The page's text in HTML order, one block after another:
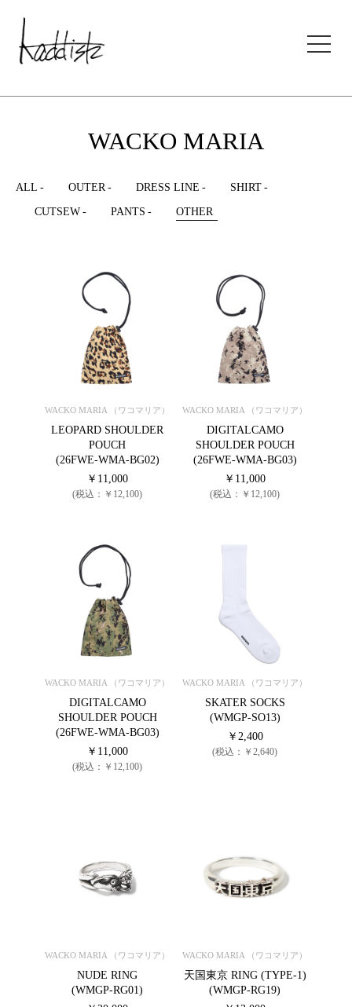
kaddish development store
WACKO MARIA
ALL OUTER DRESS LINE SHIRT
CUTSEW PANTS OTHER
WACKO MARIA （ワコマリア）
LEOPARD SHOULDER
POUCH
(26FWE-WMA-BG02)
￥11,000
(税込：￥12,100)
WACKO MARIA （ワコマリア）
DIGITALCAMO
SHOULDER POUCH
(26FWE-WMA-BG03)
￥11,000
(税込：￥12,100)
WACKO MARIA （ワコマリア）
DIGITALCAMO
SHOULDER POUCH
(26FWE-WMA-BG03)
￥11,000
(税込：￥12,100)
WACKO MARIA （ワコマリア）
SKATER SOCKS
(WMGP-SO13)
￥2,400
(税込：￥2,640)
WACKO MARIA （ワコマリア）
NUDE RING
(WMGP-RG01)
WACKO MARIA （ワコマリア）
天国東京 RING (TYPE-1)
(WMGP-RG19)